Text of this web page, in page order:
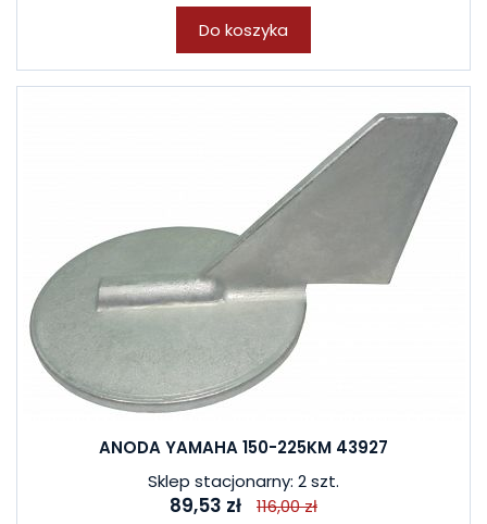
Do koszyka
ANODA YAMAHA 150-225KM 43927
Sklep stacjonarny: 2 szt.
89,53 zł 116,00 zł